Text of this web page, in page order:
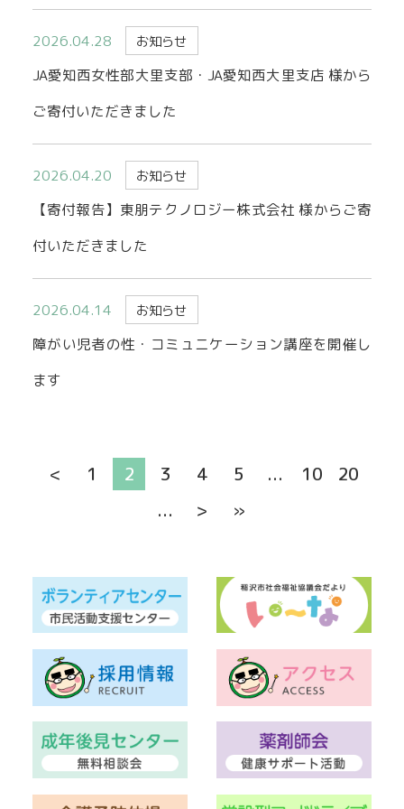
2026.04.28 お知らせ
JA愛知西女性部大里支部・JA愛知西大里支店 様から
ご寄付いただきました
2026.04.20 お知らせ
【寄付報告】東朋テクノロジー株式会社 様からご寄
付いただきました
2026.04.14 お知らせ
障がい児者の性・コミュニケーション講座を開催し
ます
< 1 2 3 4 5 ... 10
20
...
> »